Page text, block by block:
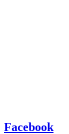
Facebook